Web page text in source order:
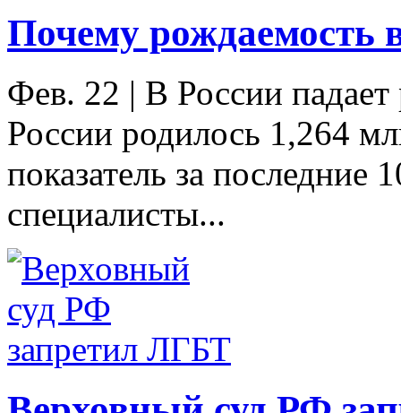
Почему рождаемость
Фев. 22 | В России
России родилось 1,264
показатель за последние
специалисты...